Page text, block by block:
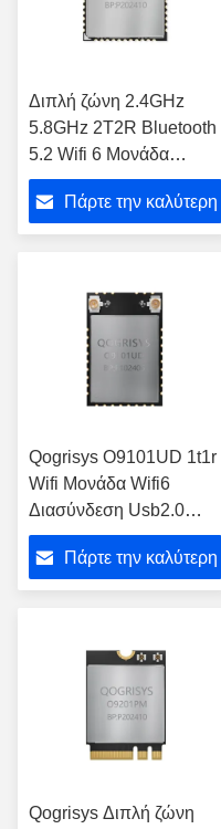
Διπλή ζώνη 2.4GHz
5.8GHz 2T2R Bluetooth
5.2 Wifi 6 Μονάδα
1200mbps WiFi Μονάδα
SDIO3.0 διεπαφή
Πάρτε την καλύτερη
Qogrisys O9101UD 1t1r
Wifi Μονάδα Wifi6
Διασύνδεση Usb2.0
Δυαδική ζώνη Μονάδα
Wifi με BtΠάρτε την καλύτερη
Qogrisys Διπλή ζώνη